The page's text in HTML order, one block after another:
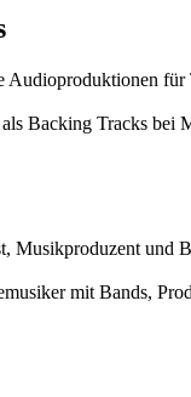
Audioproduktionen
Backing Tracks
Musikproduzent und
mit Bands,